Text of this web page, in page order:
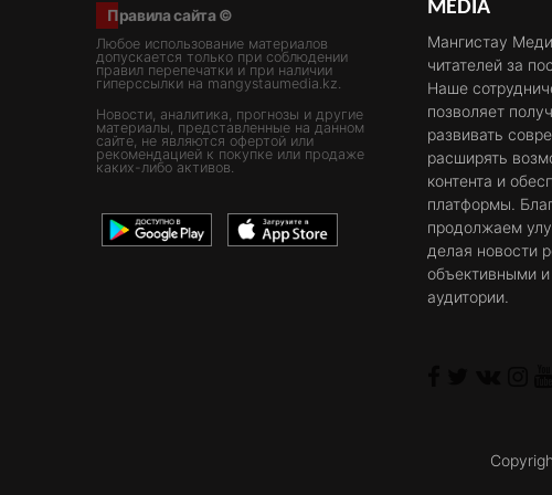
Правила сайта ©
Любое использование материалов
допускается только при соблюдении
правил перепечатки и при наличии
гиперссылки на mangystaumedia.kz.
Новости, аналитика, прогнозы и другие
материалы, представленные на данном
сайте, не являются офертой или
рекомендацией к покупке или продаже
каких-либо активов.
MEDIA
Мангистау
читателей за
Наше
позволяет
развивать
расширять
контента и
платформы.
продолжаем
делая новости
объективными
аудитории.